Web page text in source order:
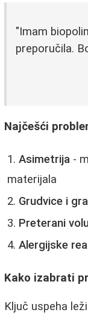
"Imam
preporučila.
Najčešći
Asimetrija -
materijala
Grudvice i
Preterani
Alergijske
Kako izabrati
Ključ uspeha